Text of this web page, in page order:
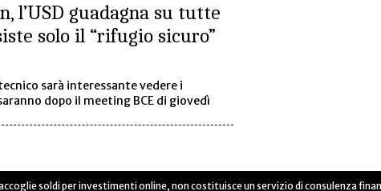
l’USD guadagna su tutte
solo il “rifugio sicuro”
sarà interessante vedere i
dopo il meeting BCE di giovedì
soldi per investimenti online, non costituisce un servizio di consulenza